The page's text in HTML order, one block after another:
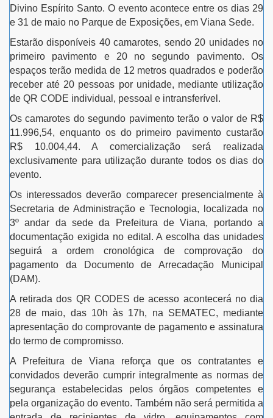
Divino Espírito Santo. O evento acontece entre os dias 29
e 31 de maio no Parque de Exposições, em Viana Sede.
Estarão disponíveis 40 camarotes, sendo 20 unidades no
primeiro pavimento e 20 no segundo pavimento. Os
espaços terão medida de 12 metros quadrados e poderão
receber até 20 pessoas por unidade, mediante utilização
de QR CODE individual, pessoal e intransferível.
Os camarotes do segundo pavimento terão o valor de R$
11.996,54, enquanto os do primeiro pavimento custarão
R$ 10.004,44. A comercialização será realizada
exclusivamente para utilização durante todos os dias do
evento.
Os interessados deverão comparecer presencialmente à
Secretaria de Administração e Tecnologia, localizada no
3º andar da sede da Prefeitura de Viana, portando a
documentação exigida no edital. A escolha das unidades
seguirá a ordem cronológica de comprovação do
pagamento da Documento de Arrecadação Municipal
(DAM).
A retirada dos QR CODES de acesso acontecerá no dia
28 de maio, das 10h às 17h, na SEMATEC, mediante
apresentação do comprovante de pagamento e assinatura
do termo de compromisso.
A Prefeitura de Viana reforça que os contratantes e
convidados deverão cumprir integralmente as normas de
segurança estabelecidas pelos órgãos competentes e
pela organização do evento. Também não será permitida a